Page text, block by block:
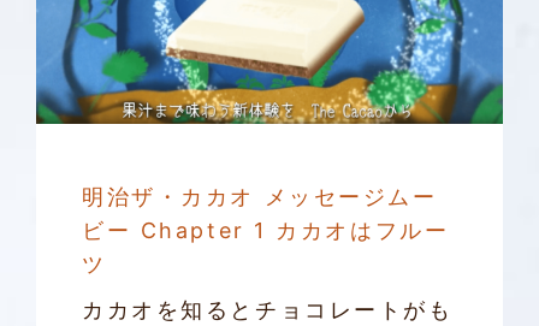
明治ザ・カカオ メッセージムー
ビー Chapter 1 カカオはフルー
ツ
カカオを知るとチョコレートがも